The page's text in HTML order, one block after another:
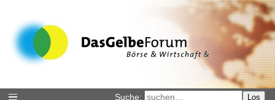
Suche: Los